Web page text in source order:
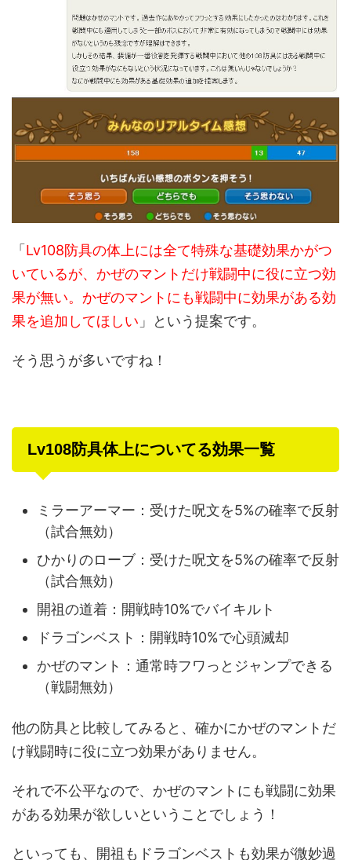
「 Lv108防具の体上には全て特殊な基礎効果かがつ
いているが、かぜのマントだけ戦闘中に役に立つ効
果が無い。かぜのマントにも戦闘中に効果がある効
果を追加してほしい 」という提案です。
そう思うが多いですね！
Lv108防具体上についてる効果一覧
ミラーアーマー：受けた呪文を5%の確率で反射
（試合無効）
ひかりのローブ：受けた呪文を5%の確率で反射
（試合無効）
開祖の道着：開戦時10%でバイキルト
ドラゴンベスト：開戦時10%で心頭滅却
かぜのマント：通常時フワっとジャンプできる
（戦闘無効）
他の防具と比較してみると、確かにかぜのマントだ
け戦闘時に役に立つ効果がありません。
それで不公平なので、かぜのマントにも戦闘に効果
がある効果が欲しいということでしょう！
といっても、開祖もドラゴンベストも効果が微妙過